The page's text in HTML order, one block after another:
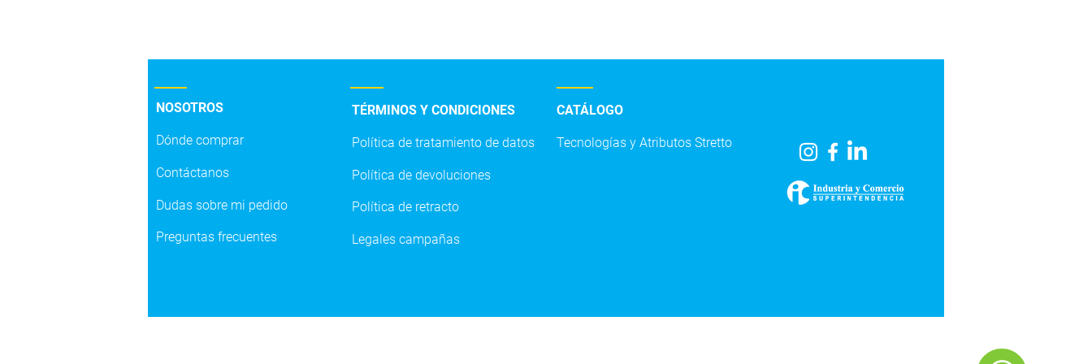
NOSOTROS
Dónde comprar
Contáctanos
Dudas sobre mi pedido
Preguntas frecuentes
TÉRMINOS Y CONDICIONES
Política de tratamiento de datos
Política de devoluciones
Política de retracto
Legales campañas
CATÁLOGO
Tecnologías y Atributos Stretto